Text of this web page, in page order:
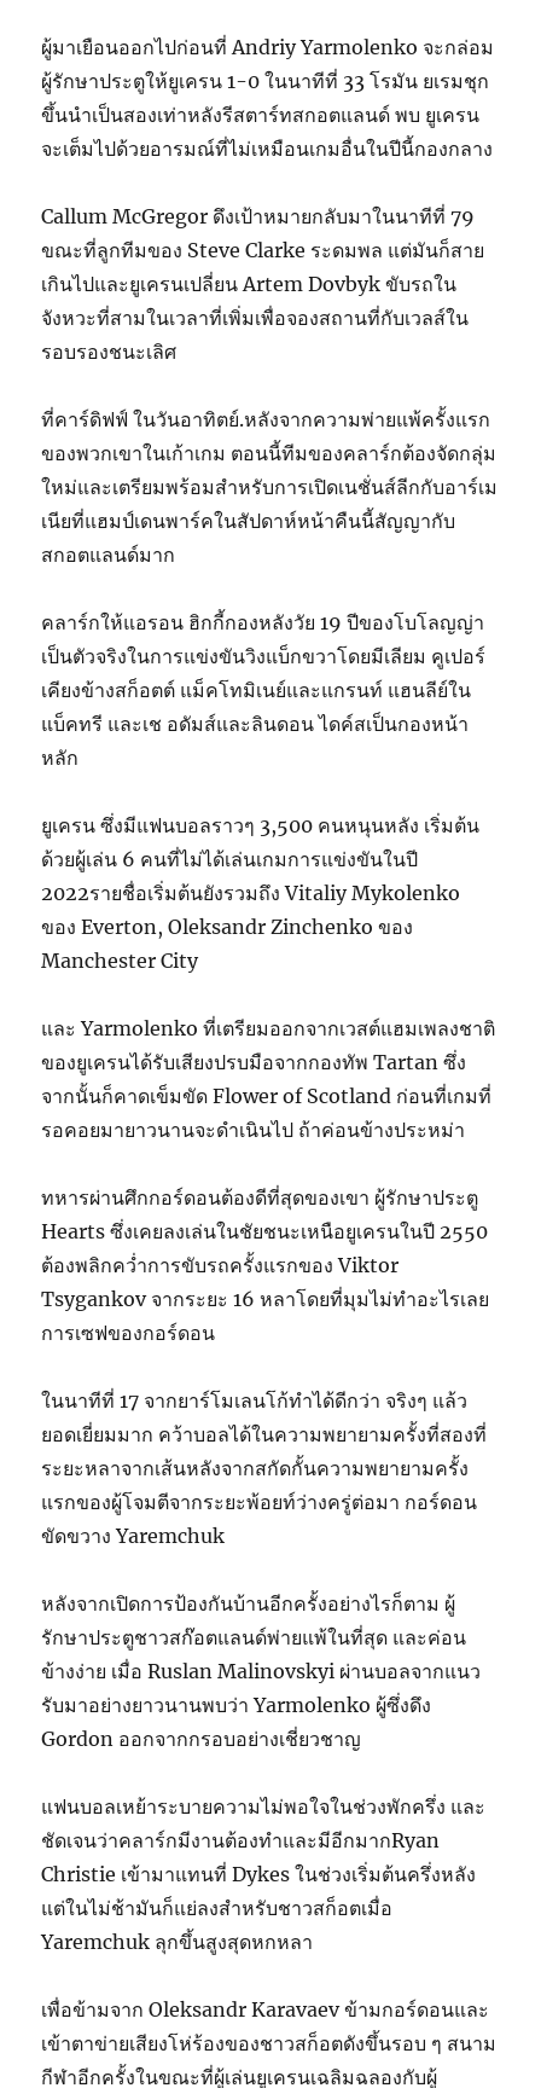
ผู้มาเยือนออกไปก่อนที่ Andriy Yarmolenko จะกล่อม
ผู้รักษาประตูให้ยูเครน 1-0 ในนาทีที่ 33 โรมัน ยเรมชุก
ขึ้นนำเป็นสองเท่าหลังรีสตาร์ทสกอตแลนด์ พบ ยูเครน
จะเต็มไปด้วยอารมณ์ที่ไม่เหมือนเกมอื่นในปีนี้กองกลาง
Callum McGregor ดึงเป้าหมายกลับมาในนาทีที่ 79
ขณะที่ลูกทีมของ Steve Clarke ระดมพล แต่มันก็สาย
เกินไปและยูเครนเปลี่ยน Artem Dovbyk ขับรถใน
จังหวะที่สามในเวลาที่เพิ่มเพื่อจองสถานที่กับเวลส์ใน
รอบรองชนะเลิศ
ที่คาร์ดิฟฟ์ ในวันอาทิตย์.หลังจากความพ่ายแพ้ครั้งแรก
ของพวกเขาในเก้าเกม ตอนนี้ทีมของคลาร์กต้องจัดกลุ่ม
ใหม่และเตรียมพร้อมสำหรับการเปิดเนชั่นส์ลีกกับอาร์เม
เนียที่แฮมป์เดนพาร์คในสัปดาห์หน้าคืนนี้สัญญากับ
สกอตแลนด์มาก
คลาร์กให้แอรอน ฮิกกี้กองหลังวัย 19 ปีของโบโลญญ่า
เป็นตัวจริงในการแข่งขันวิงแบ็กขวาโดยมีเลียม คูเปอร์
เคียงข้างสก็อตต์ แม็คโทมิเนย์และแกรนท์ แฮนลีย์ใน
แบ็คทรี และเช อดัมส์และลินดอน ไดค์สเป็นกองหน้า
หลัก
ยูเครน ซึ่งมีแฟนบอลราวๆ 3,500 คนหนุนหลัง เริ่มต้น
ด้วยผู้เล่น 6 คนที่ไม่ได้เล่นเกมการแข่งขันในปี
2022รายชื่อเริ่มต้นยังรวมถึง Vitaliy Mykolenko
ของ Everton, Oleksandr Zinchenko ของ
Manchester City
และ Yarmolenko ที่เตรียมออกจากเวสต์แฮมเพลงชาติ
ของยูเครนได้รับเสียงปรบมือจากกองทัพ Tartan ซึ่ง
จากนั้นก็คาดเข็มขัด Flower of Scotland ก่อนที่เกมที่
รอคอยมายาวนานจะดำเนินไป ถ้าค่อนข้างประหม่า
ทหารผ่านศึกกอร์ดอนต้องดีที่สุดของเขา ผู้รักษาประตู
Hearts ซึ่งเคยลงเล่นในชัยชนะเหนือยูเครนในปี 2550
ต้องพลิกคว่ำการขับรถครั้งแรกของ Viktor
Tsygankov จากระยะ 16 หลาโดยที่มุมไม่ทำอะไรเลย
การเซฟของกอร์ดอน
ในนาทีที่ 17 จากยาร์โมเลนโก้ทำได้ดีกว่า จริงๆ แล้ว
ยอดเยี่ยมมาก คว้าบอลได้ในความพยายามครั้งที่สองที่
ระยะหลาจากเส้นหลังจากสกัดกั้นความพยายามครั้ง
แรกของผู้โจมตีจากระยะพ้อยท์ว่างครู่ต่อมา กอร์ดอน
ขัดขวาง Yaremchuk
หลังจากเปิดการป้องกันบ้านอีกครั้งอย่างไรก็ตาม ผู้
รักษาประตูชาวสก๊อตแลนด์พ่ายแพ้ในที่สุด และค่อน
ข้างง่าย เมื่อ Ruslan Malinovskyi ผ่านบอลจากแนว
รับมาอย่างยาวนานพบว่า Yarmolenko ผู้ซึ่งดึง
Gordon ออกจากกรอบอย่างเชี่ยวชาญ
แฟนบอลเหย้าระบายความไม่พอใจในช่วงพักครึ่ง และ
ชัดเจนว่าคลาร์กมีงานต้องทำและมีอีกมากRyan
Christie เข้ามาแทนที่ Dykes ในช่วงเริ่มต้นครึ่งหลัง
แต่ในไม่ช้ามันก็แย่ลงสำหรับชาวสก็อตเมื่อ
Yaremchuk ลุกขึ้นสูงสุดหกหลา
เพื่อข้ามจาก Oleksandr Karavaev ข้ามกอร์ดอนและ
เข้าตาข่ายเสียงโห่ร้องของชาวสก็อตดังขึ้นรอบ ๆ สนาม
กีฬาอีกครั้งในขณะที่ผู้เล่นยูเครนเฉลิมฉลองกับผู้